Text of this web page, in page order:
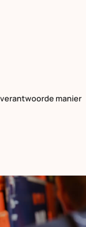
manier